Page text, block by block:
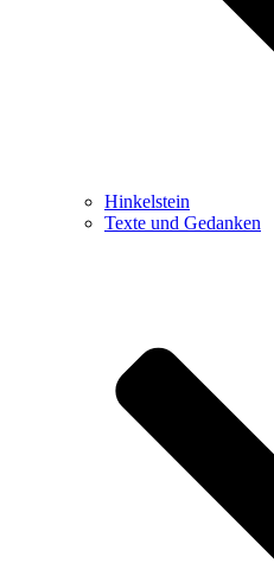
Hinkelstein
Texte und Gedanken